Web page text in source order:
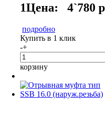
1Цена: 4`780
подробно
Купить в 1 клик
-+
корзину